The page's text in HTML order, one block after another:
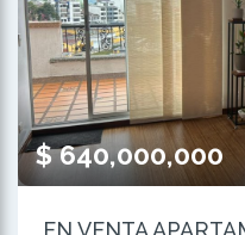
$ 640,000,000